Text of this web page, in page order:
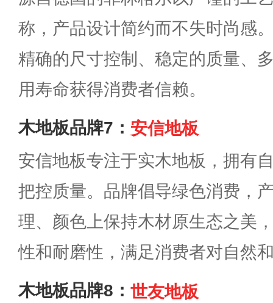
称，产品设计简约而不失时尚感
精确的尺寸控制、稳定的质量、
用寿命获得消费者信赖。
木地板品牌7： 安信地板
安信地板专注于实木地板，拥有
把控质量。品牌倡导绿色消费，
理、颜色上保持木材原生态之美
性和耐磨性，满足消费者对自然
木地板品牌8： 世友地板